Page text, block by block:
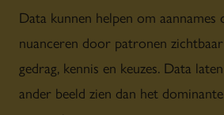
Data kunnen helpen om
nuanceren door patronen
gedrag, kennis en keuzes. Data
ander beeld zien dan het